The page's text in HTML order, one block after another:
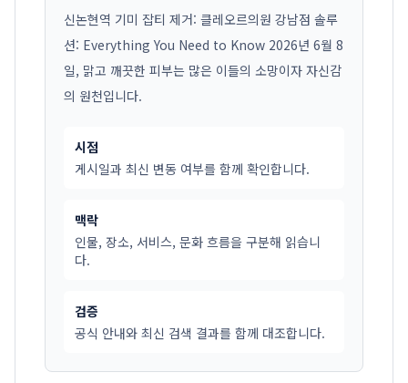
신논현역 기미 잡티 제거: 클레오르의원 강남점 솔루
션: Everything You Need to Know 2026년 6월 8
일, 맑고 깨끗한 피부는 많은 이들의 소망이자 자신감
의 원천입니다.
시점
게시일과 최신 변동 여부를 함께 확인합니다.
맥락
인물, 장소, 서비스, 문화 흐름을 구분해 읽습니
다.
검증
공식 안내와 최신 검색 결과를 함께 대조합니다.